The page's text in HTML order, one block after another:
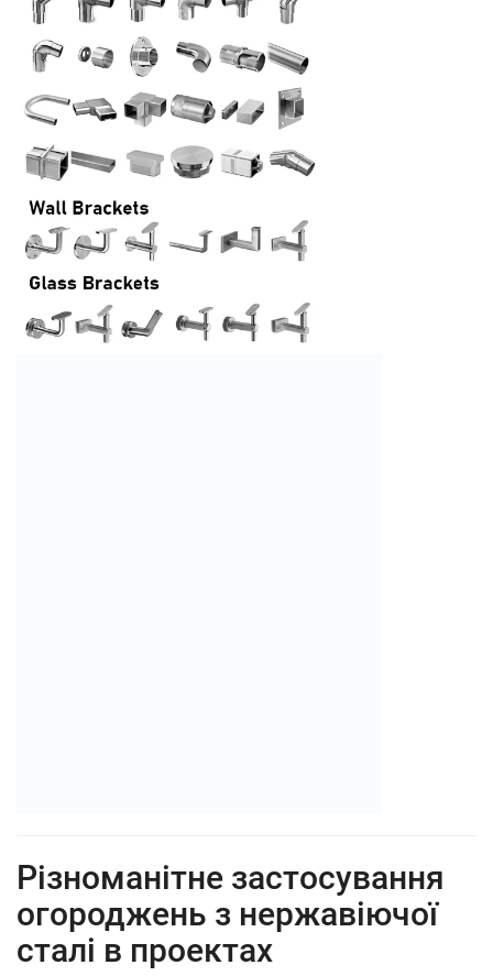
Різноманітне застосування
огороджень з нержавіючої
сталі в проектах